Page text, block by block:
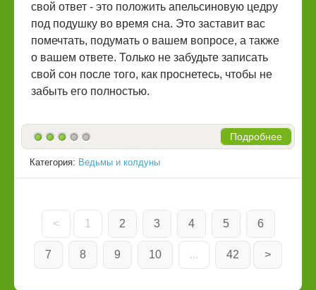
свой ответ - это положить апельсиновую цедру
под подушку во время сна. Это заставит вас
помечтать, подумать о вашем вопросе, а также
о вашем ответе. Только не забудьте записать
свой сон после того, как проснетесь, чтобы не
забыть его полностью.
Подробнее
Категория: Ведьмы и колдуны
< 1 2 3 4 5 6
7 8 9 10 ... 42 >